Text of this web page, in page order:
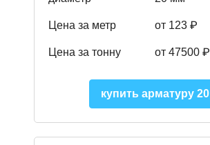
Цена за метр от 123 ₽
Цена за тонну от 47500 ₽
купить арматуру 20